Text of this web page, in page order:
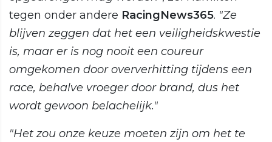
tegen onder andere RacingNews365. "Ze
blijven zeggen dat het een veiligheidskwestie
is, maar er is nog nooit een coureur
omgekomen door oververhitting tijdens een
race, behalve vroeger door brand, dus het
wordt gewoon belachelijk."
"Het zou onze keuze moeten zijn om het te